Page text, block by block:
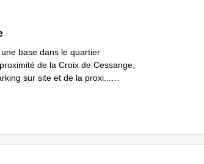
base dans le quartier
de la Croix de Cessange,
sur site et de la proxi